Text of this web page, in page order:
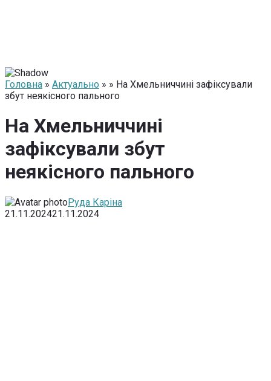
Головна » Актуально » » На Хмельниччині зафіксували
збут неякісного пального
На Хмельниччині
зафіксували збут
неякісного пального
Руда Каріна
21.11.202421.11.2024